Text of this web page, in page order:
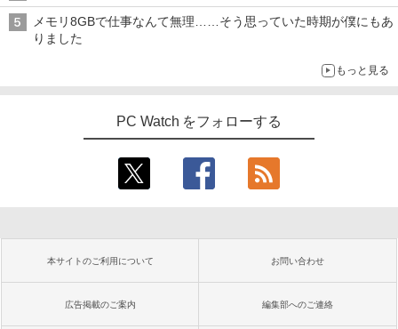
メモリ8GBで仕事なんて無理……そう思っていた時期が僕にもあ
りました
もっと見る
PC Watch をフォローする
本サイトのご利用について お問い合わせ
広告掲載のご案内 編集部へのご連絡